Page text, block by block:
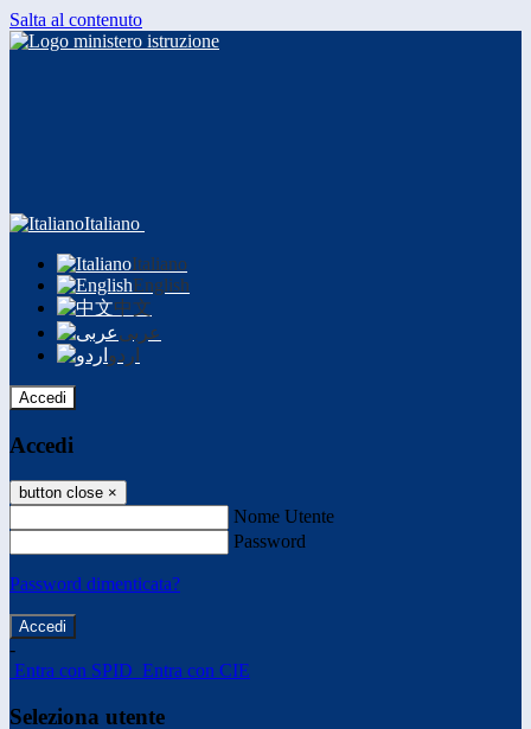
Salta al contenuto
Italiano
Italiano
English
中文
عربى
اردو
Accedi
Accedi
button close ×
Nome Utente
Password
Password dimenticata?
-
Entra con SPID Entra con CIE
Seleziona utente